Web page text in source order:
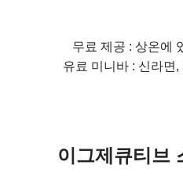
무료 제공 : 상온에
유료 미니바 : 신라면
이그제큐티브